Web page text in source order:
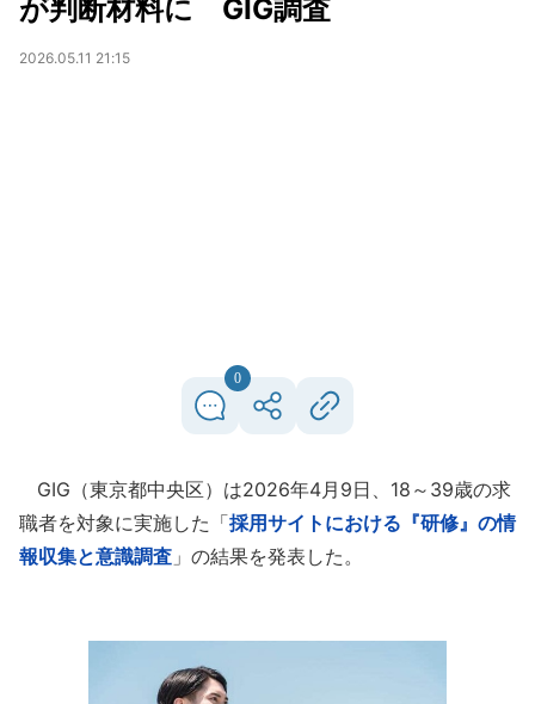
が判断材料に GIG調査
2026.05.11 21:15
0
GIG（東京都中央区）は2026年4月9日、18～39歳の求
職者を対象に実施した「採用サイトにおける『研修』の情
報収集と意識調査 」の結果を発表した。